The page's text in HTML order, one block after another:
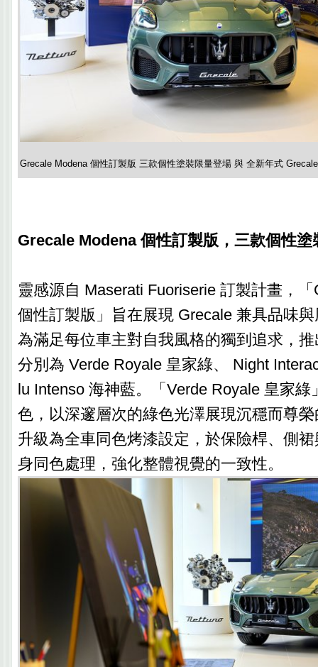
Grecale Modena 個性訂製版 三款個性塗裝限量登場 與 全新年式
Grecale Modena 個性訂製版，三款個性塗
靈感源自 Maserati Fuoriserie 訂製計畫，
個性訂製版」旨在展現 Grecale 兼具品味
為滿足每位車主對自我風格的獨到追求，
分別為 Verde Royale 皇家綠、 Night
lu Intenso 海神藍。「Verde Royale 皇家綠
色，以深邃層次的綠色光澤展現沉穩而尊
升級為全車同色烤漆設定，於保險桿、側
身同色處理，強化整體視覺的一致性。